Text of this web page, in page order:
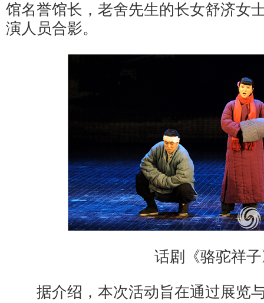
馆名誉馆长，老舍先生的长女舒济女
演人员合影。
话剧《骆驼祥子
据介绍，本次活动旨在通过展览